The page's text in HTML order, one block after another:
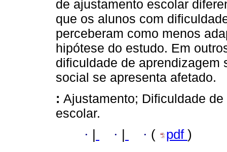
de ajustamento escolar
que os alunos com
perceberam como menos
hipótese do estudo. Em
dificuldade de aprendizagem
social se apresenta afetado.
: Ajustamento; Dificuldade
escolar.
· · · ( pdf )